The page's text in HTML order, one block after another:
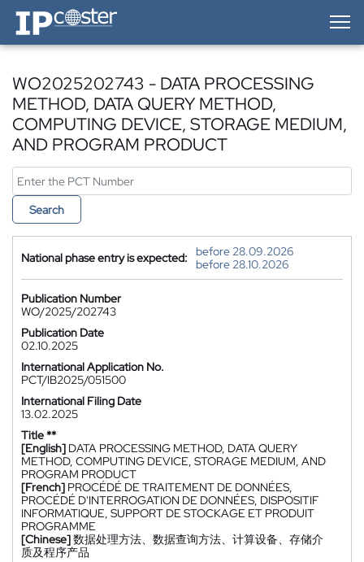
IP-Coster — Home
WO2025202743 - DATA PROCESSING
METHOD, DATA QUERY METHOD,
COMPUTING DEVICE, STORAGE MEDIUM,
AND PROGRAM PRODUCT
Search
National phase entry is expected:
before 28.09.2026
before 28.10.2026
Publication Number
WO/2025/202743
Publication Date
02.10.2025
International Application No.
PCT/IB2025/051500
International Filing Date
13.02.2025
Title **
[English] DATA PROCESSING METHOD, DATA QUERY
METHOD, COMPUTING DEVICE, STORAGE MEDIUM, AND
PROGRAM PRODUCT
[French] PROCÉDÉ DE TRAITEMENT DE DONNÉES,
PROCÉDÉ D'INTERROGATION DE DONNÉES, DISPOSITIF
INFORMATIQUE, SUPPORT DE STOCKAGE ET PRODUIT
PROGRAMME
[Chinese]数据处理方法、数据查询方法、计算设备、存储介
质及程序产品